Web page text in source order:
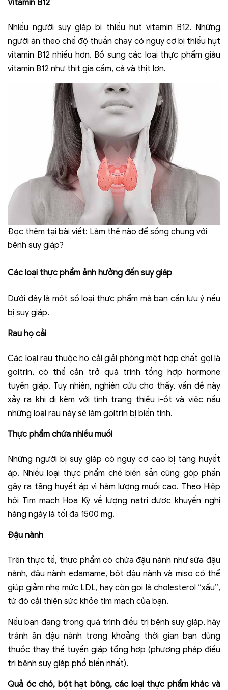
Vitamin B12
Nhiều người suy giáp bị thiếu hụt vitamin B12. Những
người ăn theo chế độ thuần chay có nguy cơ bị thiếu hụt
vitamin B12 nhiều hơn. Bổ sung các loại thực phẩm giàu
vitamin B12 như thịt gia cầm, cá và thịt lợn.
Đọc thêm tại bài viết: Làm thế nào để sống chung với
bệnh suy giáp?
Các loại thực phẩm ảnh hưởng đến suy giáp
Dưới đây là một số loại thực phẩm mà bạn cần lưu ý nếu
bị suy giáp.
Rau họ cải
Các loại rau thuộc họ cải giải phóng một hợp chất gọi là
goitrin, có thể cản trở quá trình tổng hợp hormone
tuyến giáp. Tuy nhiên, nghiên cứu cho thấy, vấn đề này
xảy ra khi đi kèm với tình trạng thiếu i-ốt và việc nấu
những loại rau này sẽ làm goitrin bị biến tính.
Thực phẩm chứa nhiều muối
Những người bị suy giáp có nguy cơ cao bị tăng huyết
áp. Nhiều loại thực phẩm chế biến sẵn cũng góp phần
gây ra tăng huyết áp vì hàm lượng muối cao. Theo Hiệp
hội Tim mạch Hoa Kỳ về lượng natri được khuyến nghị
hàng ngày là tối đa 1500 mg.
Đậu nành
Trên thực tế, thực phẩm có chứa đậu nành như sữa đậu
nành, đậu nành edamame, bột đậu nành và miso có thể
giúp giảm nhẹ mức LDL, hay còn gọi là cholesterol “xấu”,
từ đó cải thiện sức khỏe tim mạch của bạn.
Nếu bạn đang trong quá trình điều trị bệnh suy giáp, hãy
tránh ăn đậu nành trong khoảng thời gian bạn dùng
thuốc thay thế tuyến giáp tổng hợp (phương pháp điều
trị bệnh suy giáp phổ biến nhất).
Quả óc chó, bột hạt bông, các loại thực phẩm khác và